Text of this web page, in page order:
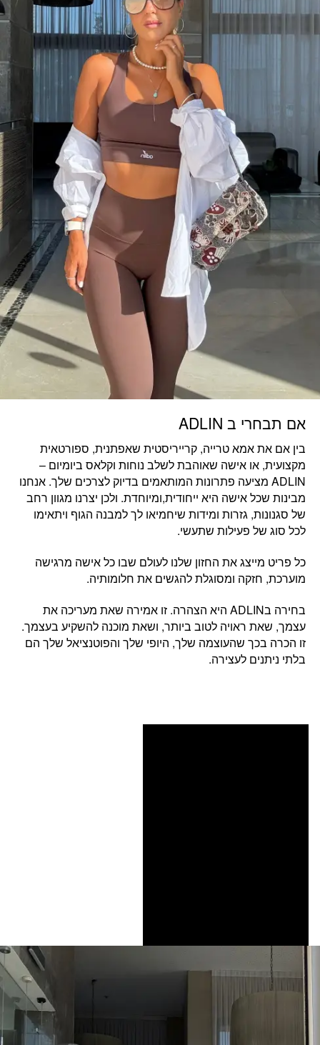
אם תבחרי ב ADLIN
בין אם אתאמא טרייה, קרייריסטית שאפתנית, ספורטאית
מקצועית, או אישה שאוהבת לשלב נוחות וקלאס ביומיום –
ADLIN מציעה פתרונות המותאמים בדיוק לצרכים שלך. אנחנו
מבינות שכל אישה היא ייחודית,ומיוחדת. ולכן יצרנו מגוון רחב
של סגנונות, גזרות ומידות שיחמיאו לך למבנה הגוף ויתאימו
לכל סוג של פעילות שתעשי.
כל פריט מייצג את החזון שלנו לעולם שבו כל אישה מרגישה
מוערכת, חזקה ומסוגלת להגשים את חלומותיה.
בחירה בADLIN היא הצהרה. זו
אמירה שאת מעריכה את
עצמך, שאת ראויה לטוב ביותר, ושאת מוכנה להשקיע בעצמך.
זו הכרה בכך שהעוצמה שלך, היופי שלך והפוטנציאל שלך הם
בלתי ניתנים לעצירה.